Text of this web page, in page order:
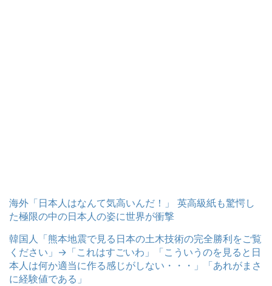
海外「日本人はなんて気高いんだ！」 英高級紙も驚愕し
た極限の中の日本人の姿に世界が衝撃
韓国人「熊本地震で見る日本の土木技術の完全勝利をご覧
ください」→「これはすごいわ」「こういうのを見ると日
本人は何か適当に作る感じがしない・・・」「あれがまさ
に経験値である」